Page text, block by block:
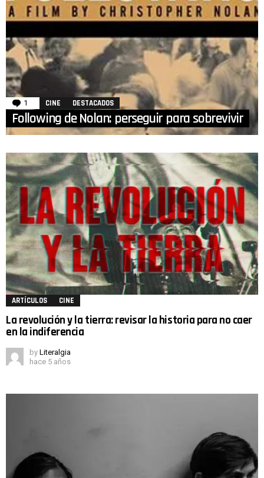
1 Comment
CINE DESTACADOS
Following de Nolan: perseguir para sobrevivir
ARTÍCULOS CINE
La revolución y la tierra: revisar la historia para no caer
en la indiferencia
by Literalgia
hace 5 años